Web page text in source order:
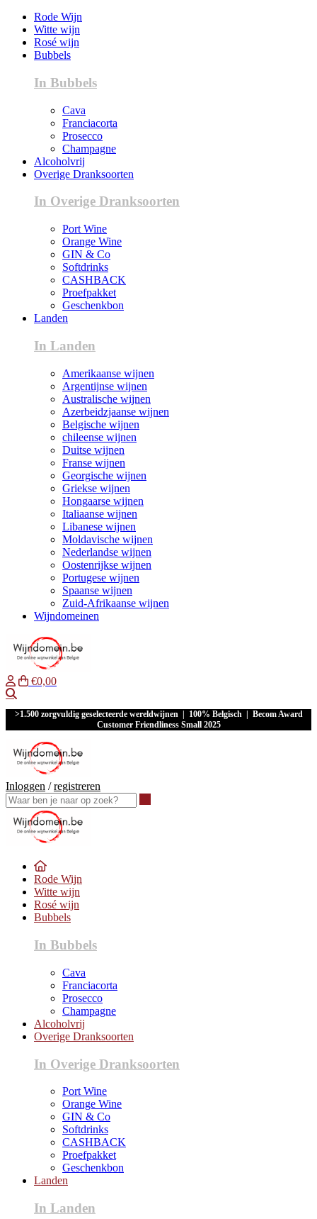
Rode Wijn
Witte wijn
Rosé wijn
Bubbels
In Bubbels
Cava
Franciacorta
Prosecco
Champagne
Alcoholvrij
Overige Dranksoorten
In Overige Dranksoorten
Port Wine
Orange Wine
GIN & Co
Softdrinks
CASHBACK
Proefpakket
Geschenkbon
Landen
In Landen
Amerikaanse wijnen
Argentijnse wijnen
Australische wijnen
Azerbeidzjaanse wijnen
Belgische wijnen
chileense wijnen
Duitse wijnen
Franse wijnen
Georgische wijnen
Griekse wijnen
Hongaarse wijnen
Italiaanse wijnen
Libanese wijnen
Moldavische wijnen
Nederlandse wijnen
Oostenrijkse wijnen
Portugese wijnen
Spaanse wijnen
Zuid-Afrikaanse wijnen
Wijndomeinen
€0,00
>1.500 zorgvuldig geselecteerde wereldwijnen | 100% Belgisch | Becom Award
Customer Friendliness Small 2025
Inloggen /registreren
Rode Wijn
Witte wijn
Rosé wijn
Bubbels
In Bubbels
Cava
Franciacorta
Prosecco
Champagne
Alcoholvrij
Overige Dranksoorten
In Overige Dranksoorten
Port Wine
Orange Wine
GIN & Co
Softdrinks
CASHBACK
Proefpakket
Geschenkbon
Landen
In Landen